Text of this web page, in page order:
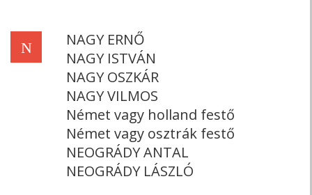
N
NAGY ERNŐ
NAGY ISTVÁN
NAGY OSZKÁR
NAGY VILMOS
Német vagy holland festő
Német vagy osztrák festő
NEOGRÁDY ANTAL
NEOGRÁDY LÁSZLÓ